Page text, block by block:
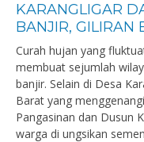
KARANGLIGAR
BANJIR, GILIRAN
Curah hujan yang
membuat sejumlah
banjir. Selain di Desa
Barat yang
Pangasinan dan Dusun
warga di ungsikan